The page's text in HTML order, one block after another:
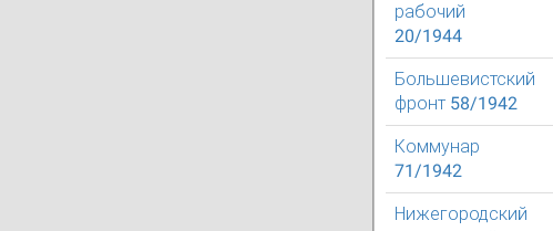
рабочий
20/1944
Большевистский
фронт 58/1942
Коммунар
71/1942
Нижегородский